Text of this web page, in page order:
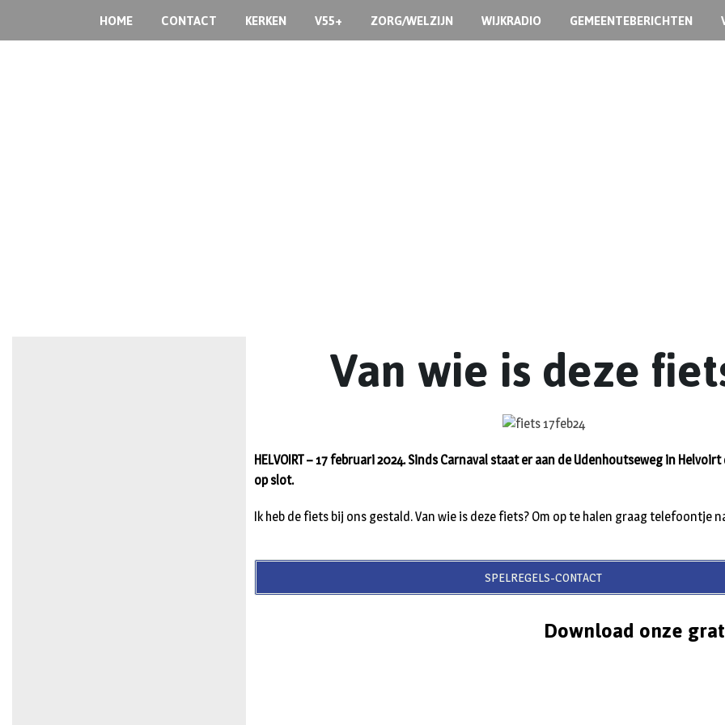
HOME CONTACT KERKEN V55+ ZORG/WELZIJN WIJKRADIO GEMEENTEBERICHTEN
Van wie is deze
HELVOIRT – 17 februari 2024. Sinds Carnaval staat er aan de Udenhoutseweg in
op slot.
Ik heb de fiets bij ons gestald. Van wie is deze fiets? Om op te halen graag telefoontje
SPELREGELS-CONTACT
Download onze